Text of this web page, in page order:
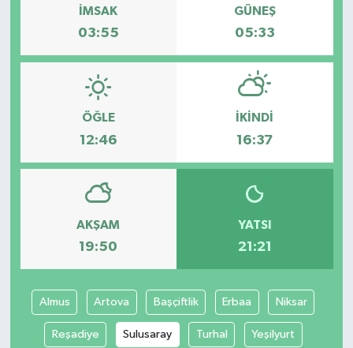
İMSAK
03:55
GÜNEŞ
05:33
ÖĞLE
12:46
İKINDI
16:37
AKŞAM
19:50
YATSI
21:21
Almus Artova Başçiftlik Erbaa Niksar
Reşadiye Sulusaray Turhal Yeşilyurt
SAĞLIK
SİYASET
SOLHAN
YAYLADERE